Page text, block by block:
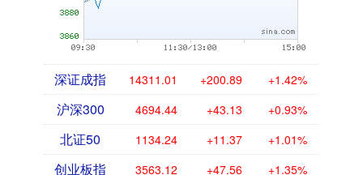
深证成指 14311.01 +200.89 +1.42%
沪深300 4694.44 +43.13 +0.93%
北证50 1134.24 +11.37 +1.01%
创业板指 3563.12 +47.56 +1.35%